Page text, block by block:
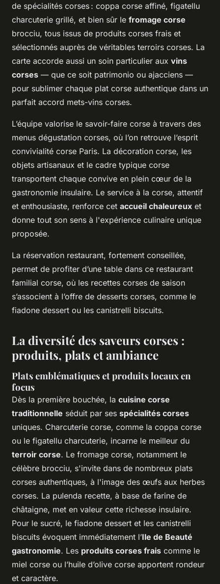
de spécialités corses : coppa corse affiné, figatellu
charcuterie grillé, et bien sûr le fromage corse
brocciu, tous issus de produits corses frais et
sélectionnés auprès de véritables terroirs corses. La
carte accorde aussi un soin particulier aux vins
corses — que ce soit patrimonio ou ajacciens —
pour sublimer chaque plat corse authentique dans un
parfait accord mets-vins corses.
L’équipe valorise le savoir-faire corse à travers des
menus dégustation corses, où l’on retrouve l’esprit
convivialité corse Paris. La décoration corse, les
objets artisanaux et le cadre typique corse
transportent chaque convive en plein cœur de la
gastronomie insulaire. Le service à la corse, attentif
et enthousiaste, renforce cet accueil chaleureux et
donne tout son sens à l'expérience culinaire unique
proposée.
La réservation restaurant, fortement conseillée,
permet de profiter d’une table dans ce restaurant
familial corse, où les recettes corses de saison
s’associent à l’offre de desserts corses, comme le
fiadone dessert ou les canistrelli biscuits.
La diversité des saveurs corses :
produits, plats et ambiance
Plats emblématiques et produits locaux en
focus
Dès la première bouchée, la cuisine corse
traditionnelle séduit par ses spécialités corses
uniques. Charcuterie corse, comme la coppa corse
ou le figatellu charcuterie, incarne le meilleur du
terroir corse. Le fromage corse, notamment le
célèbre brocciu, s'invite dans de nombreux plats
corses authentiques, à l'image des œufs aux herbes
corses. La pulenda recette, à base de farine de
châtaigne, met en valeur cette richesse insulaire.
Pour le sucré, le fiadone dessert et les canistrelli
biscuits évoquent immédiatement l’Ile de Beauté
gastronomie. Les produits corses frais comme le
miel corse ou l’huile d’olive corse apportent rondeur
et caractère.